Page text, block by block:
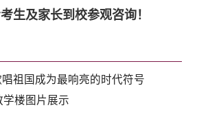
生及家长到校参观咨询！
祖国成为最响亮的时代符号
学楼图片展示